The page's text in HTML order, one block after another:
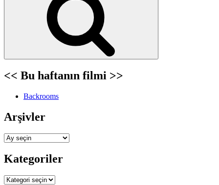
<< Bu haftanın filmi >>
Backrooms
Arşivler
Arşivler
Kategoriler
Kategoriler